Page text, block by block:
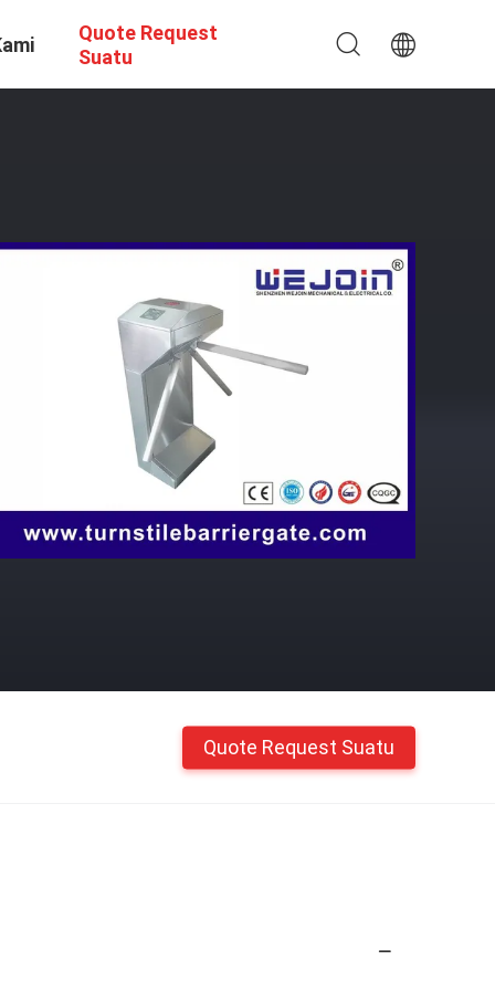
Quote Request
Suatu
Quote Request Suatu